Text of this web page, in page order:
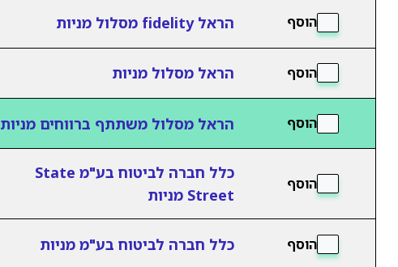
הוסף הראל fidelity מסלול מניות
הוסף הראל מסלול מניות
הוסף הראל מסלול משתתף ברווחים מניות
הוסף
כלל חברה לביטוח בע"מ State
Street מניות
הוסף כלל חברה לביטוח בע"מ מניות